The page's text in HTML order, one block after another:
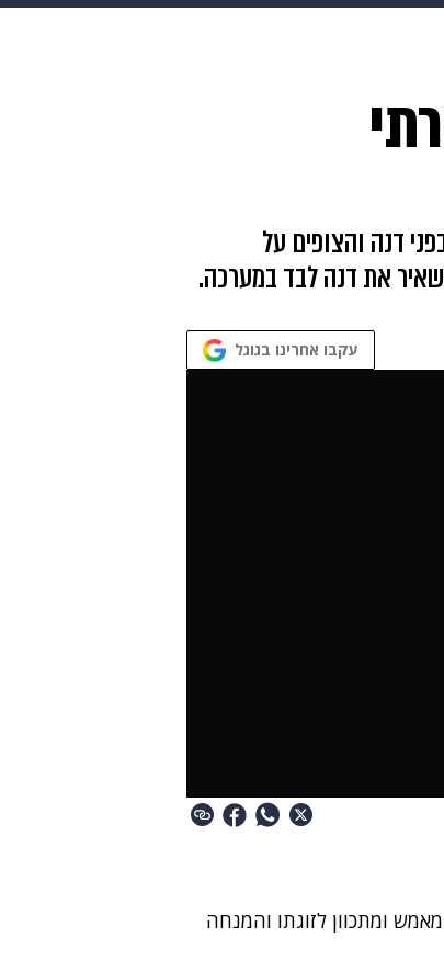
פרויקטים מיוחדים
דנה והצופים על
את דנה לבד במערכה.
עקבו אחרינו בגוגל
ומתכוון לזוגתו והמנחה